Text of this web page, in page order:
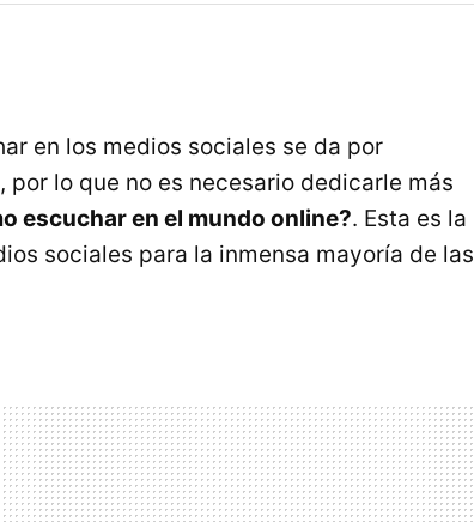
en los medios sociales se da por
lo que no es necesario dedicarle más
escuchar en el mundo online?. Esta es la
sociales para la inmensa mayoría de las